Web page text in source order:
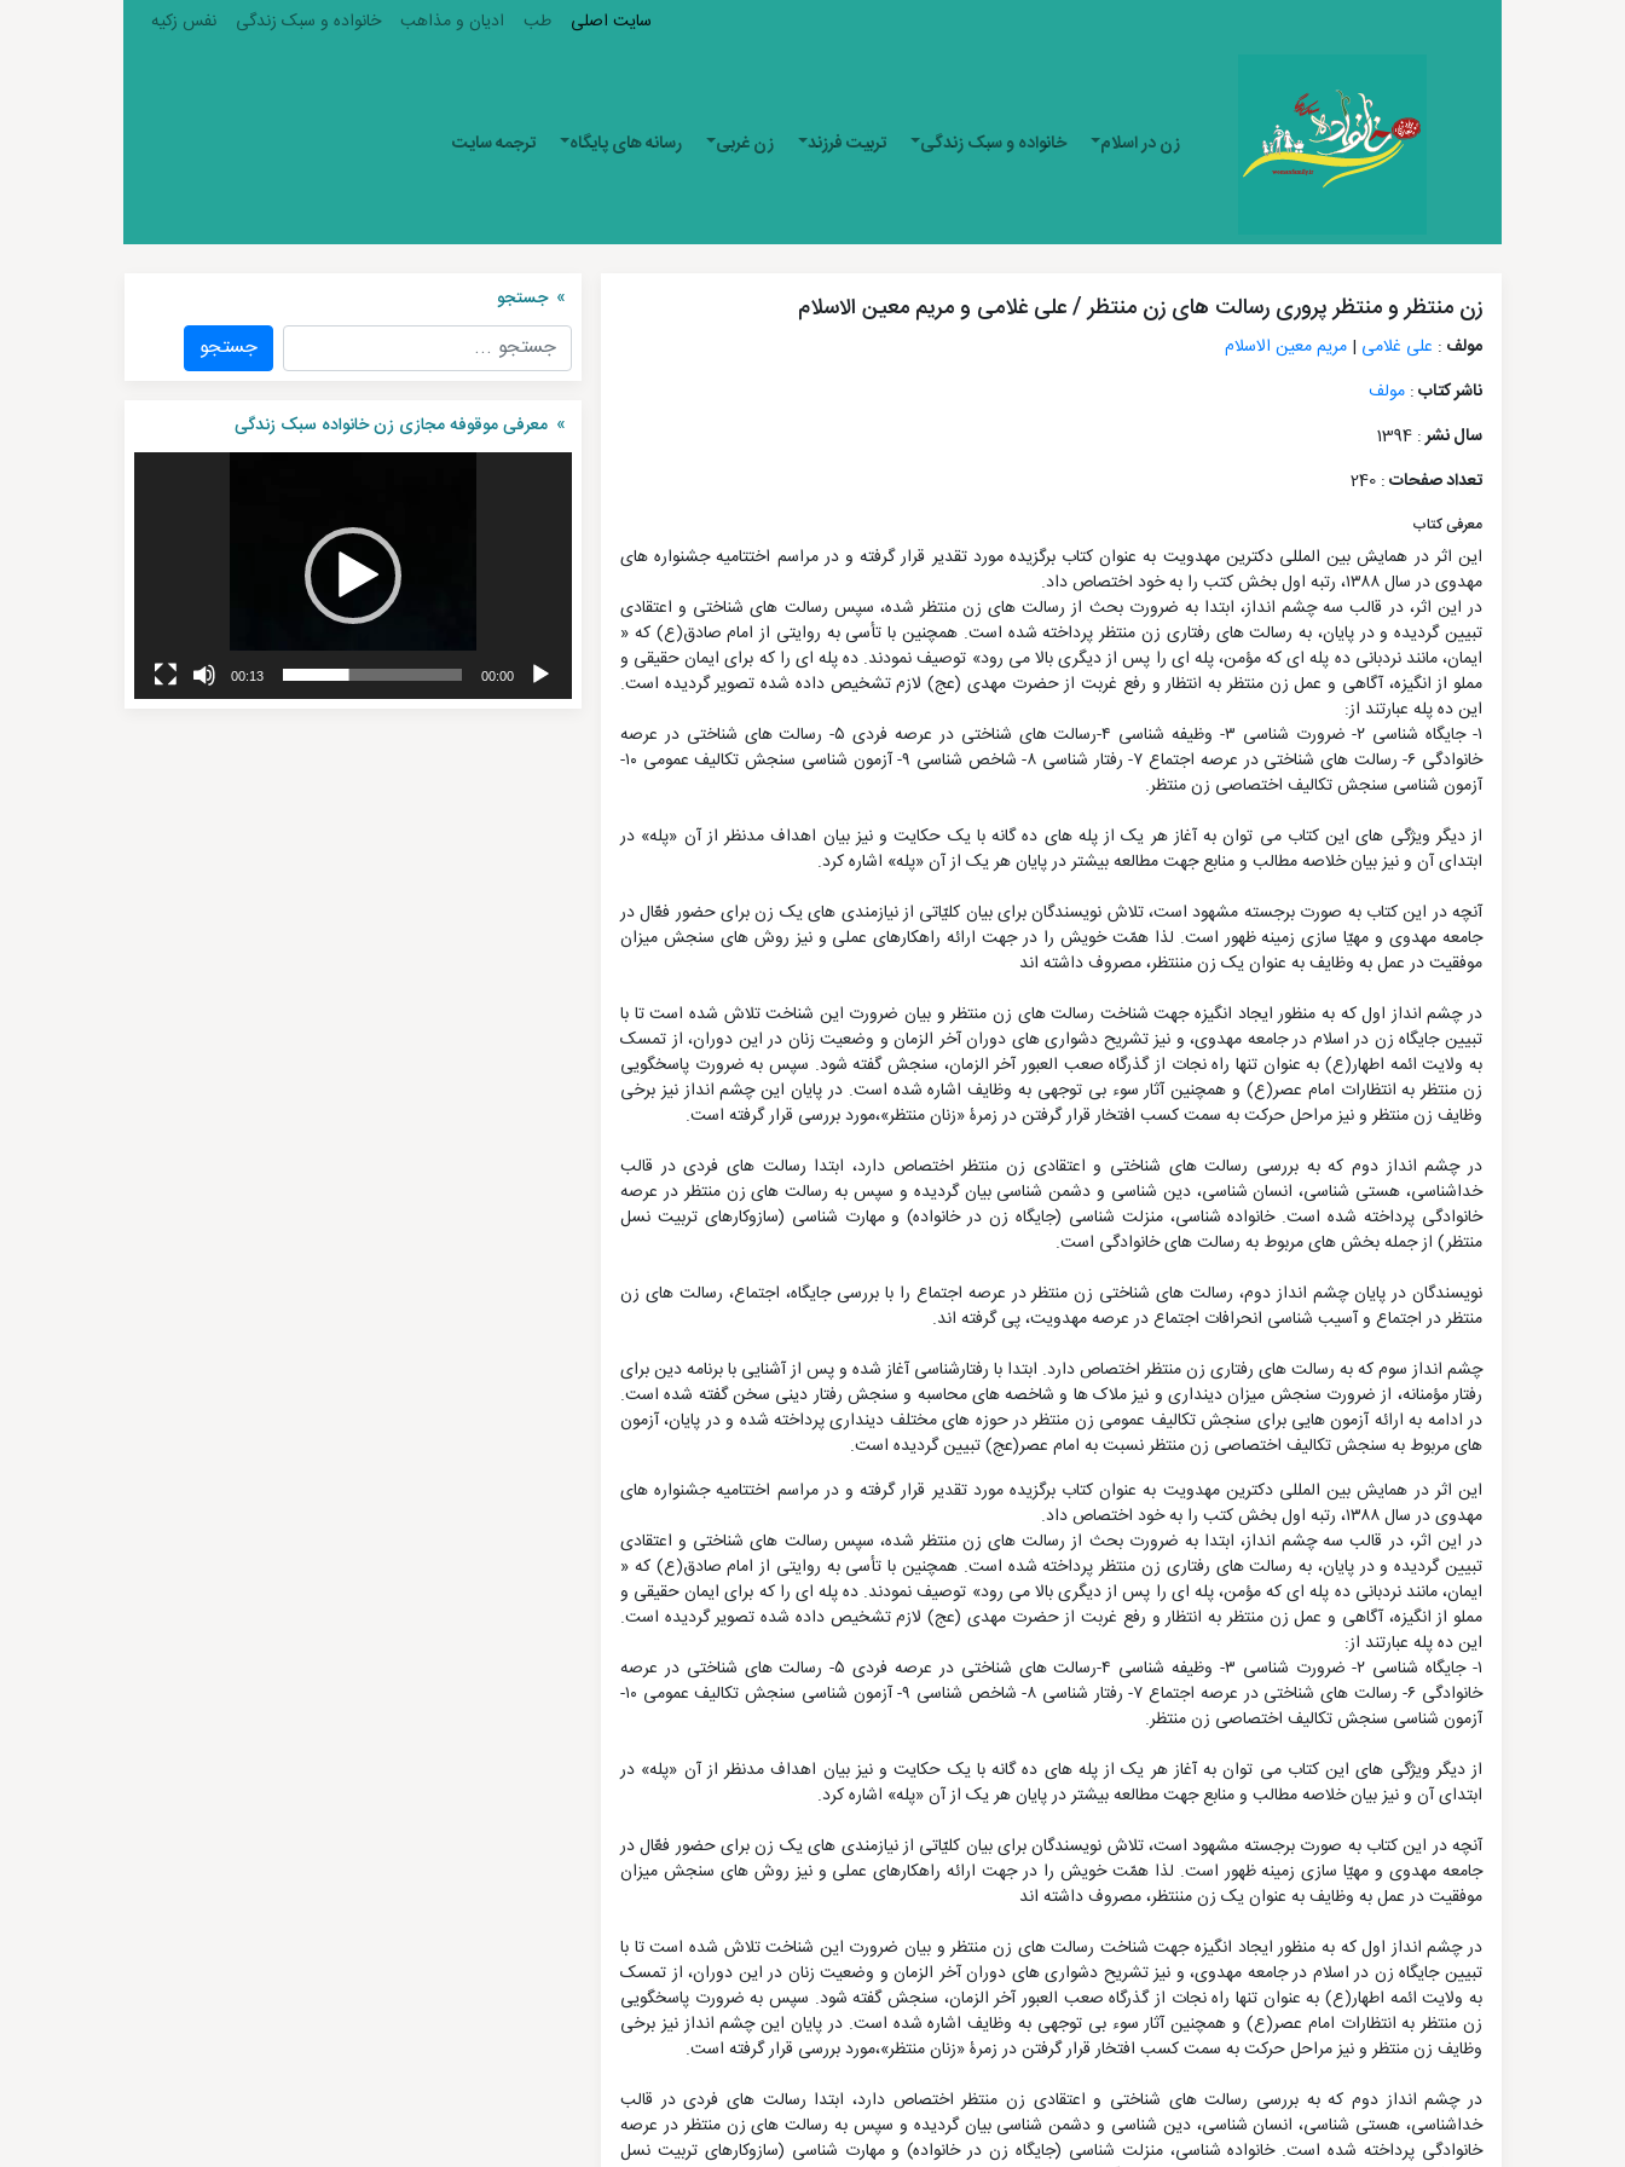
سایت اصلی طب ادیان و مذاهب خانواده و سبک زندگی نفس زکیه
زن در اسلام خانواده و سبک زندگی تربیت فرزند زن غربی رسانه های پایگاه ترجمه سایت
زن منتظر و منتظر پروری رسالت های زن منتظر / علی غلامی و مریم معین الاسلام
مولف : علی غلامی | مریم معین الاسلام
ناشر کتاب: مولف
سال نشر: 1394
تعداد صفحات: 240
معرفی کتاب
این اثر در همایش بین المللی دکترین مهدویت به عنوان کتاب برگزیده مورد تقدیر قرار گرفته و در مراسم اختتامیه جشنواره های
مهدوی در سال ۱۳۸۸، رتبه اول بخش کتب را به خود اختصاص داد.
در این اثر، در قالب سه چشم انداز، ابتدا به ضرورت بحث از رسالت های زن منتظر شده، سپس رسالت های شناختی و اعتقادی
تبیین گردیده و در پایان، به رسالت های رفتاری زن منتظر پرداخته شده است. همچنین با تأسی به روایتی از امام صادق(ع) که «
ایمان، مانند نردبانی ده پله ای که مؤمن، پله ای را پس از دیگری بالا می رود» توصیف نمودند. ده پله ای را که برای ایمان حقیقی و
مملو از انگیزه، آگاهی و عمل زن منتظر به انتظار و رفع غربت از حضرت مهدی (عج) لازم تشخیص داده شده تصویر گردیده است.
این ده پله عبارتند از:
۱- جایگاه شناسی ۲- ضرورت شناسی ۳- وظیفه شناسی ۴-رسالت های شناختی در عرصه فردی ۵- رسالت های شناختی در عرصه
خانوادگی ۶- رسالت های شناختی در عرصه اجتماع ۷- رفتار شناسی ۸- شاخص شناسی ۹- آزمون شناسی سنجش تکالیف عمومی ۱۰-
آزمون شناسی سنجش تکالیف اختصاصی زن منتظر.
از دیگر ویژگی های این کتاب می توان به آغاز هر یک از پله های ده گانه با یک حکایت و نیز بیان اهداف مدنظر از آن «پله» در
ابتدای آن و نیز بیان خلاصه مطالب و منابع جهت مطالعه بیشتر در پایان هر یک از آن «پله» اشاره کرد.
آنچه در این کتاب به صورت برجسته مشهود است، تلاش نویسندگان برای بیان کلیّاتی از نیازمندی های یک زن برای حضور فعّال در
جامعه مهدوی و مهیّا سازی زمینه ظهور است. لذا همّت خویش را در جهت ارائه راهکارهای عملی و نیز روش های سنجش میزان
موفقیت در عمل به وظایف به عنوان یک زن مننتظر، مصروف داشته اند
در چشم انداز اول که به منظور ایجاد انگیزه جهت شناخت رسالت های زن منتظر و بیان ضرورت این شناخت تلاش شده است تا با
تبیین جایگاه زن در اسلام در جامعه مهدوی، و نیز تشریح دشواری های دوران آخر الزمان و وضعیت زنان در این دوران، از تمسک
به ولایت ائمه اطهار(ع) به عنوان تنها راه نجات از گذرگاه صعب العبور آخر الزمان، سنجش گفته شود. سپس به ضرورت پاسخگویی
زن منتظر به انتظارات امام عصر(ع) و همچنین آثار سوء بی توجهی به وظایف اشاره شده است. در پایان این چشم انداز نیز برخی
وظایف زن منتظر و نیز مراحل حرکت به سمت کسب افتخار قرار گرفتن در زمرۀ «زنان منتظر»،مورد بررسی قرار گرفته است.
در چشم انداز دوم که به بررسی رسالت های شناختی و اعتقادی زن منتظر اختصاص دارد، ابتدا رسالت های فردی در قالب
خداشناسی، هستی شناسی، انسان شناسی، دین شناسی و دشمن شناسی بیان گردیده و سپس به رسالت های زن منتظر در عرصه
خانوادگی پرداخته شده است. خانواده شناسی، منزلت شناسی (جایگاه زن در خانواده) و مهارت شناسی (سازوکارهای تربیت نسل
منتظر) از جمله بخش های مربوط به رسالت های خانوادگی است.
نویسندگان در پایان چشم انداز دوم، رسالت های شناختی زن منتظر در عرصه اجتماع را با بررسی جایگاه، اجتماع، رسالت های زن
منتظر در اجتماع و آسیب شناسی انحرافات اجتماع در عرصه مهدویت، پی گرفته اند.
چشم انداز سوم که به رسالت های رفتاری زن منتظر اختصاص دارد. ابتدا با رفتارشناسی آغاز شده و پس از آشنایی با برنامه دین برای
رفتار مؤمنانه، از ضرورت سنجش میزان دینداری و نیز ملاک ها و شاخصه های محاسبه و سنجش رفتار دینی سخن گفته شده است.
در ادامه به ارائه آزمون هایی برای سنجش تکالیف عمومی زن منتظر در حوزه های مختلف دینداری پرداخته شده و در پایان، آزمون
های مربوط به سنجش تکالیف اختصاصی زن منتظر نسبت به امام عصر(عج) تبیین گردیده است.
این اثر در همایش بین المللی دکترین مهدویت به عنوان کتاب برگزیده مورد تقدیر قرار گرفته و در مراسم اختتامیه جشنواره های
مهدوی در سال ۱۳۸۸، رتبه اول بخش کتب را به خود اختصاص داد.
در این اثر، در قالب سه چشم انداز، ابتدا به ضرورت بحث از رسالت های زن منتظر شده، سپس رسالت های شناختی و اعتقادی
تبیین گردیده و در پایان، به رسالت های رفتاری زن منتظر پرداخته شده است. همچنین با تأسی به روایتی از امام صادق(ع) که «
ایمان، مانند نردبانی ده پله ای که مؤمن، پله ای را پس از دیگری بالا می رود» توصیف نمودند. ده پله ای را که برای ایمان حقیقی و
مملو از انگیزه، آگاهی و عمل زن منتظر به انتظار و رفع غربت از حضرت مهدی (عج) لازم تشخیص داده شده تصویر گردیده است.
این ده پله عبارتند از:
۱- جایگاه شناسی ۲- ضرورت شناسی ۳- وظیفه شناسی ۴-رسالت های شناختی در عرصه فردی ۵- رسالت های شناختی در عرصه
خانوادگی ۶- رسالت های شناختی در عرصه اجتماع ۷- رفتار شناسی ۸- شاخص شناسی ۹- آزمون شناسی سنجش تکالیف عمومی ۱۰-
آزمون شناسی سنجش تکالیف اختصاصی زن منتظر.
از دیگر ویژگی های این کتاب می توان به آغاز هر یک از پله های ده گانه با یک حکایت و نیز بیان اهداف مدنظر از آن «پله» در
ابتدای آن و نیز بیان خلاصه مطالب و منابع جهت مطالعه بیشتر در پایان هر یک از آن «پله» اشاره کرد.
آنچه در این کتاب به صورت برجسته مشهود است، تلاش نویسندگان برای بیان کلیّاتی از نیازمندی های یک زن برای حضور فعّال در
جامعه مهدوی و مهیّا سازی زمینه ظهور است. لذا همّت خویش را در جهت ارائه راهکارهای عملی و نیز روش های سنجش میزان
موفقیت در عمل به وظایف به عنوان یک زن مننتظر، مصروف داشته اند
در چشم انداز اول که به منظور ایجاد انگیزه جهت شناخت رسالت های زن منتظر و بیان ضرورت این شناخت تلاش شده است تا با
تبیین جایگاه زن در اسلام در جامعه مهدوی، و نیز تشریح دشواری های دوران آخر الزمان و وضعیت زنان در این دوران، از تمسک
به ولایت ائمه اطهار(ع) به عنوان تنها راه نجات از گذرگاه صعب العبور آخر الزمان، سنجش گفته شود. سپس به ضرورت پاسخگویی
زن منتظر به انتظارات امام عصر(ع) و همچنین آثار سوء بی توجهی به وظایف اشاره شده است. در پایان این چشم انداز نیز برخی
وظایف زن منتظر و نیز مراحل حرکت به سمت کسب افتخار قرار گرفتن در زمرۀ «زنان منتظر»،مورد بررسی قرار گرفته است.
در چشم انداز دوم که به بررسی رسالت های شناختی و اعتقادی زن منتظر اختصاص دارد، ابتدا رسالت های فردی در قالب
خداشناسی، هستی شناسی، انسان شناسی، دین شناسی و دشمن شناسی بیان گردیده و سپس به رسالت های زن منتظر در عرصه
خانوادگی پرداخته شده است. خانواده شناسی، منزلت شناسی (جایگاه زن در خانواده) و مهارت شناسی (سازوکارهای تربیت نسل
جستجو
جستجو
معرفی موقوفه مجازی زن خانواده سبک زندگی
00:00
00:13